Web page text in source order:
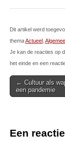
Dit artikel werd
themaActueel
Je kan de reacties op
het einde en een
Post
navigation
← Cultuur als
een pandemie
Een